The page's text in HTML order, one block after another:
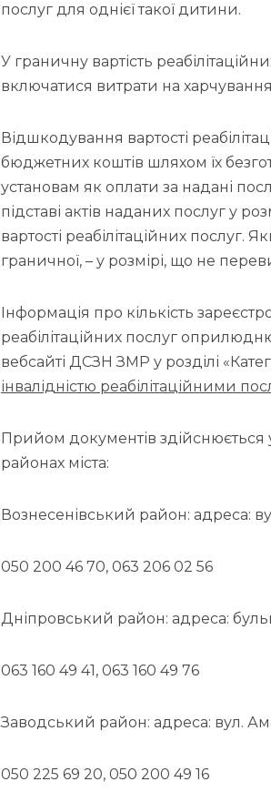
послуг для однієї такої дитини.
У граничну вартість
включатися витрати на
Відшкодування вартості
бюджетних коштів шляхом їх
установам як оплати за надані
підставі актів наданих послуг у
вартості реабілітаційних послуг.
граничної, – у розмірі, що не
Інформація про кількість
реабілітаційних послуг
вебсайті ДСЗН ЗМР у розділі
інвалідністю реабілітаційними
Прийом документів
районах міста:
Вознесенівський район: адреса:
050 200 46 70, 063 206 02 56
Дніпровський район: адреса:
063 160 49 41, 063 160 49 76
Заводський район: адреса: вул.
050 225 69 20, 050 200 49 16